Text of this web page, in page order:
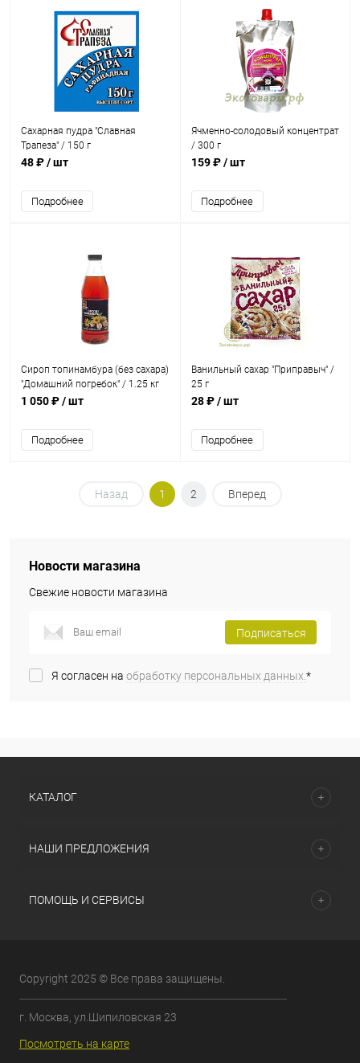
Сахарная пудра "Славная
Трапеза" / 150 г
48 ₽/ шт
Подробнее
Ячменно-солодовый концентрат
/ 300 г
159 ₽/ шт
Подробнее
Сироп топинамбура (без сахара)
"Домашний погребок" / 1.25 кг
1 050 ₽/ шт
Подробнее
Ванильный сахар "Приправыч" /
25 г
28 ₽/ шт
Подробнее
Назад 1 2 Вперед
Новости магазина
Свежие новости магазина
Подписаться
Я согласен на обработку персональных данных.*
КАТАЛОГ
НАШИ ПРЕДЛОЖЕНИЯ
ПОМОЩЬ И СЕРВИСЫ
Copyright 2025 © Все права защищены.
г. Москва, ул.Шипиловская 23
Посмотреть на карте